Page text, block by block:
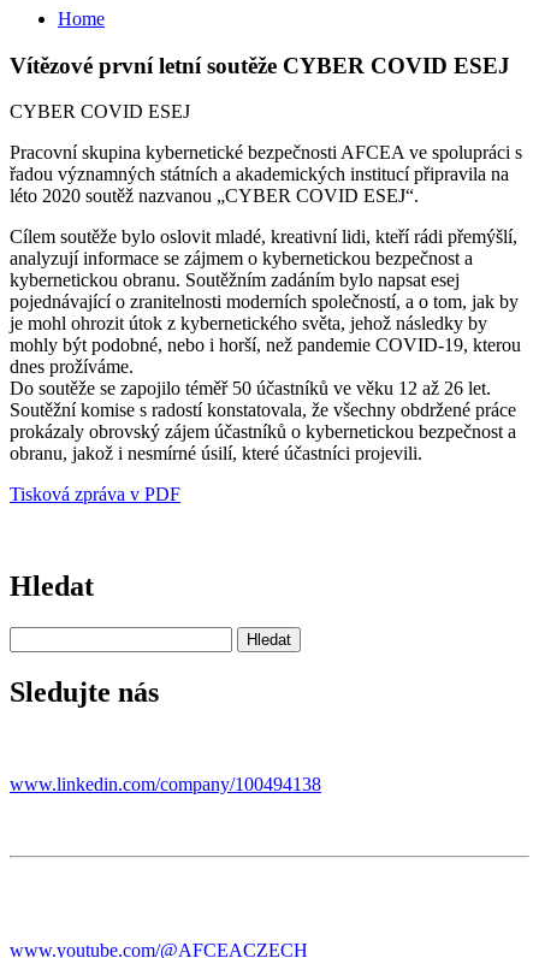
Home
Vítězové první letní soutěže CYBER COVID ESEJ
CYBER COVID ESEJ
Pracovní skupina kybernetické bezpečnosti AFCEA ve spolupráci s
řadou významných státních a akademických institucí připravila na
léto 2020 soutěž nazvanou „CYBER COVID ESEJ“.
Cílem soutěže bylo oslovit mladé, kreativní lidi, kteří rádi přemýšlí,
analyzují informace se zájmem o kybernetickou bezpečnost a
kybernetickou obranu. Soutěžním zadáním bylo napsat esej
pojednávající o zranitelnosti moderních společností, a o tom, jak by
je mohl ohrozit útok z kybernetického světa, jehož následky by
mohly být podobné, nebo i horší, než pandemie COVID-19, kterou
dnes prožíváme.
Do soutěže se zapojilo téměř 50 účastníků ve věku 12 až 26 let.
Soutěžní komise s radostí konstatovala, že všechny obdržené práce
prokázaly obrovský zájem účastníků o kybernetickou bezpečnost a
obranu, jakož i nesmírné úsilí, které účastníci projevili.
Tisková zpráva v PDF
Hledat
Sledujte nás
www.linkedin.com/company/100494138
www.youtube.com/@AFCEACZECH